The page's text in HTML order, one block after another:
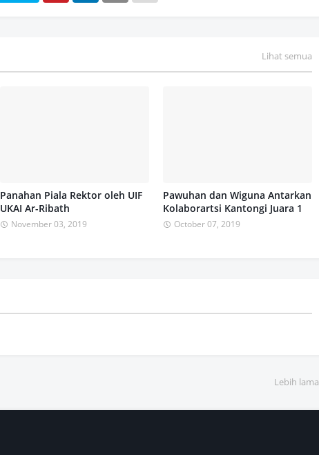
Lihat semua
Panahan Piala Rektor oleh UIF
UKAI Ar-Ribath
November 03, 2019
Pawuhan dan Wiguna Antarkan
Kolaborartsi Kantongi Juara 1
October 07, 2019
Lebih lama